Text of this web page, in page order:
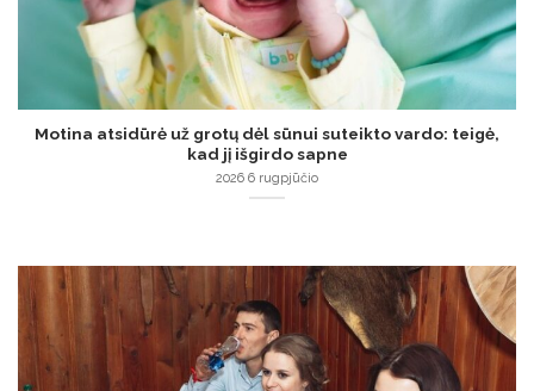
Motina atsidūrė už grotų dėl sūnui suteikto vardo: teigė,
kad jį išgirdo sapne
2026 6 rugpjūčio